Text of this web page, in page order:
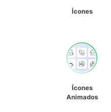
Ícones
Ícones
Animados